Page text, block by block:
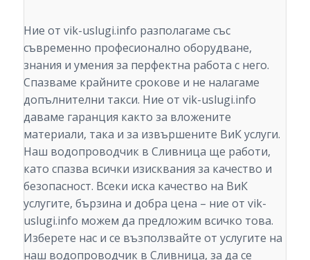
Ние от vik-uslugi.info разполагаме със
съвременно професионално оборудване,
знания и умения за перфектна работа с него.
Спазваме крайните срокове и не налагаме
допълнителни такси. Ние от vik-uslugi.info
даваме гаранция както за вложените
материали, така и за извършените ВиК услуги.
Наш водопроводчик в Сливница ще работи,
като спазва всички изисквания за качество и
безопасност. Всеки иска качество на ВиК
услугите, бързина и добра цена – ние от vik-
uslugi.info можем да предложим всичко това.
Изберете нас и се възползвайте от услугите на
наш водопроводчик в Сливница, за да се